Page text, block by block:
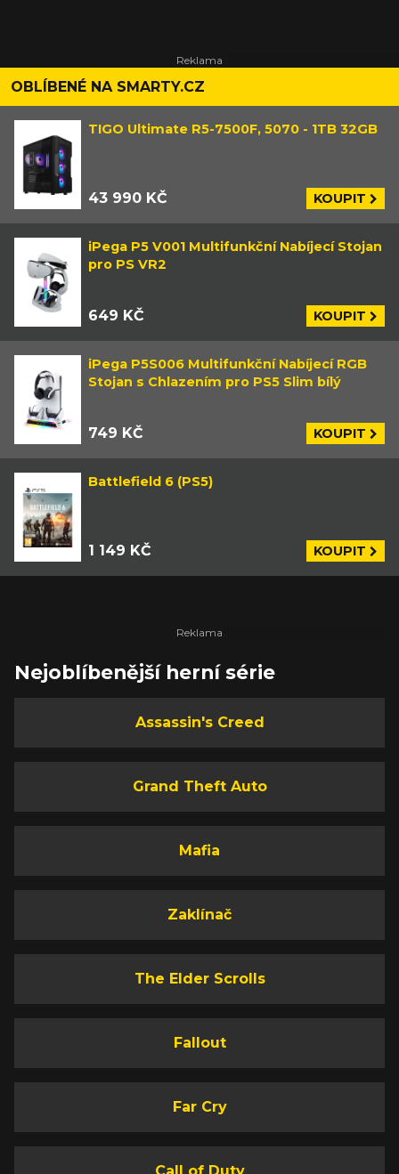
OBLÍBENÉ NA SMARTY.CZ
TIGO Ultimate R5-7500F, 5070 - 1TB 32GB
43 990 KČ KOUPIT
iPega P5 V001 Multifunkční Nabíjecí Stojan
pro PS VR2
649 KČ KOUPIT
iPega P5S006 Multifunkční Nabíjecí RGB
Stojan s Chlazením pro PS5 Slim bílý
749 KČ KOUPIT
Battlefield 6 (PS5)
1 149 KČ KOUPIT
Nejoblíbenější herní série
Assassin's Creed
Grand Theft Auto
Mafia
Zaklínač
The Elder Scrolls
Fallout
Far Cry